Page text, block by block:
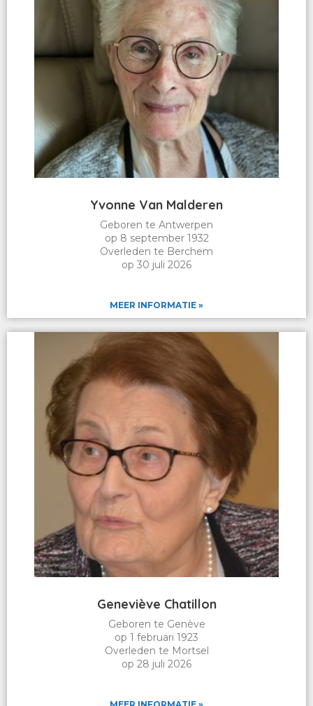
Yvonne Van Malderen
Geboren te Antwerpen
op 8 september 1932
Overleden te Berchem
op 30 juli 2026
MEER INFORMATIE »
Geneviève Chatillon
Geboren te Genève
op 1 februari 1923
Overleden te Mortsel
op 28 juli 2026
MEER INFORMATIE »